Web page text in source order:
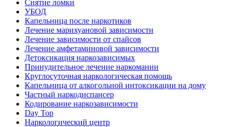
Снятие ломки
УБОД
Капельница после наркотиков
Лечение марихуановой зависимости
Лечение зависимости от спайсов
Лечение амфетаминовой зависимости
Детоксикация наркозависимых
Принудительное лечение наркомании
Круглосуточная наркологическая помощь
Капельница от алкогольной интоксикации на дому
Частный наркодиспансер
Кодирование наркозависимости
Day Top
Наркологический центр